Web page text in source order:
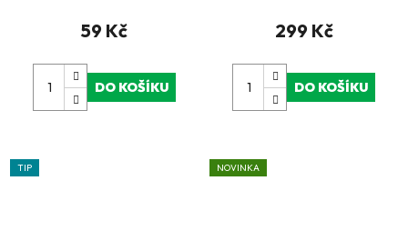
59 Kč
DO KOŠÍKU
299 Kč
DO KOŠÍKU
TIP NOVINKA